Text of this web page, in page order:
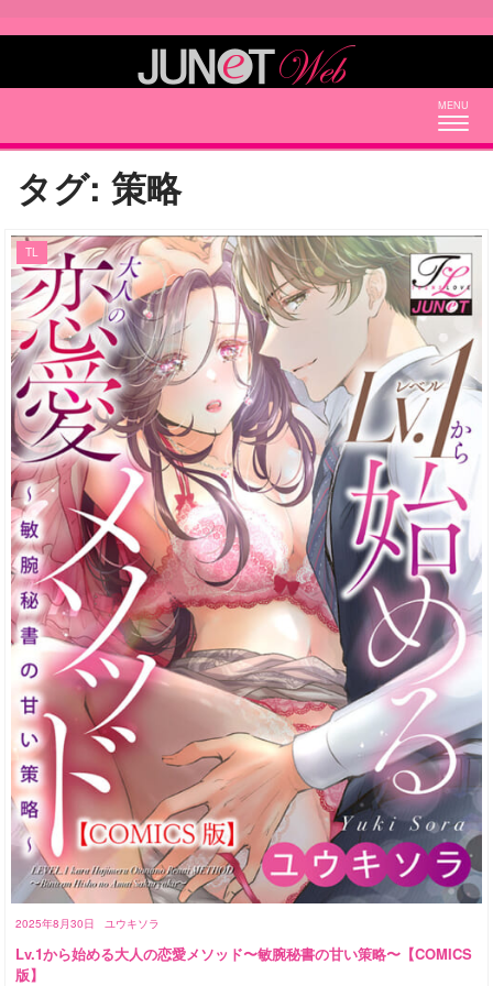
タグ: 策略
2025年8月30日 ユウキソラ
TL
Lv.1から始める大人の恋愛メソッド〜敏腕秘書の甘い策略〜【COMICS
版】